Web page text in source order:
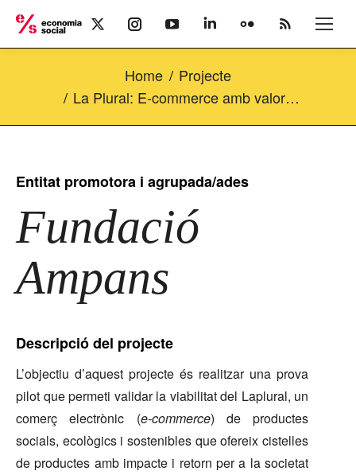
X
page
new
window
Instagram
page
in
new
window
YouTube
page
in
new
window
Linkedin
page
in
new
window
Flickr
page
new
window
Rss
page
new
window
Home
Projecte
La Plural: E-commerce amb valor…
Entitat promotora i agrupada/ades
Fundació
Ampans
Descripció del projecte
L’objectiu d’aquest projecte és realitzar una prova
pilot que permeti validar la viabilitat del Laplural, un
comerç electrònic (e-commerce) de productes
socials, ecològics i sostenibles que ofereix cistelles
de productes amb impacte i retorn per a la societat